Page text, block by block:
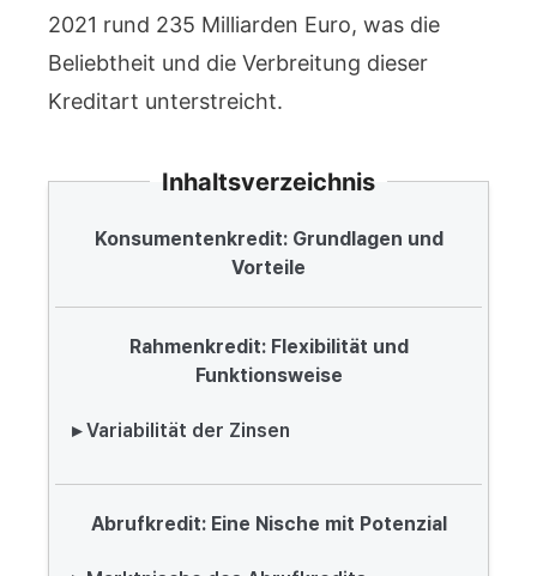
2021 rund 235 Milliarden Euro, was die
Beliebtheit und die Verbreitung dieser
Kreditart unterstreicht.
Inhaltsverzeichnis
Konsumentenkredit: Grundlagen und
Vorteile
Rahmenkredit: Flexibilität und
Funktionsweise
▸ Variabilität der Zinsen
Abrufkredit: Eine Nische mit Potenzial